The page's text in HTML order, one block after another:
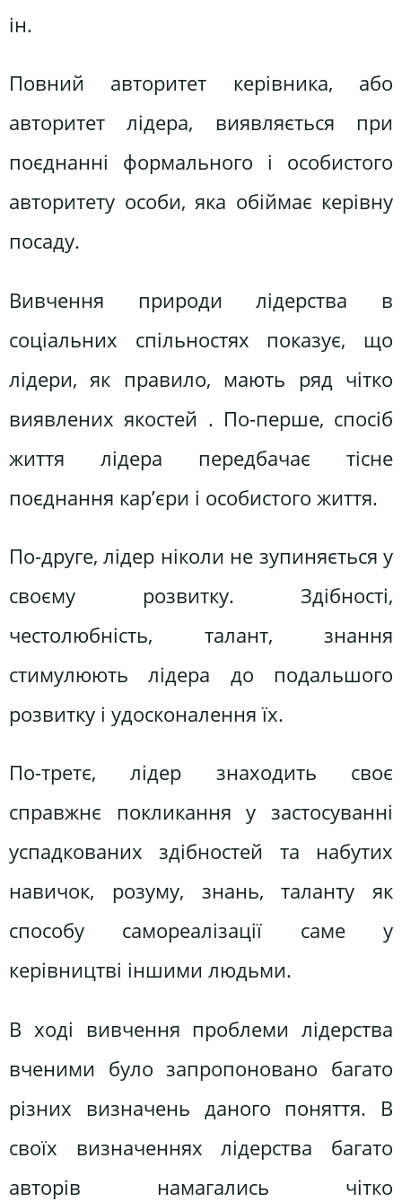
ін.
Повний авторитет керівника, або
авторитет лідера, виявляється при
поєднанні формального і особистого
авторитету особи, яка обіймає керівну
посаду.
Вивчення природи лідерства в
соціальних спільностях показує, що
лідери, як правило, мають ряд чітко
виявлених якостей . По-перше, спосіб
життя лідера передбачає тісне
поєднання кар’єри і особистого життя.
По-друге, лідер ніколи не зупиняється у
своєму розвитку. Здібності,
честолюбність, талант, знання
стимулюють лідера до подальшого
розвитку і удосконалення їх.
По-третє, лідер знаходить своє
справжнє покликання у застосуванні
успадкованих здібностей та набутих
навичок, розуму, знань, таланту як
способу самореалізації саме у
керівництві іншими людьми.
В ході вивчення проблеми лідерства
вченими було запропоновано багато
різних визначень даного поняття. В
своїх визначеннях лідерства багато
авторів намагались чітко